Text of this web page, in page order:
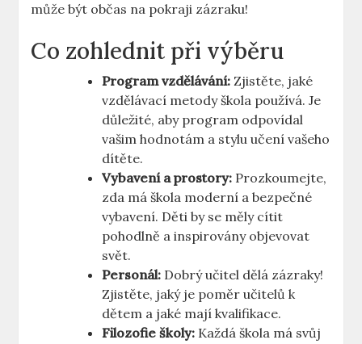
může být občas na pokraji zázraku!
Co zohlednit při výběru
Program vzdělávání: Zjistěte, jaké
vzdělávací metody škola používá. Je
důležité, aby program odpovídal
vašim hodnotám a stylu učení vašeho
dítěte.
Vybavení a prostory: Prozkoumejte,
zda má škola moderní a bezpečné
vybavení. Děti by se měly cítit
pohodlně a inspirovány objevovat
svět.
Personál: Dobrý učitel dělá zázraky!
Zjistěte, jaký je poměr učitelů k
dětem a jaké mají kvalifikace.
Filozofie školy: Každá škola má svůj